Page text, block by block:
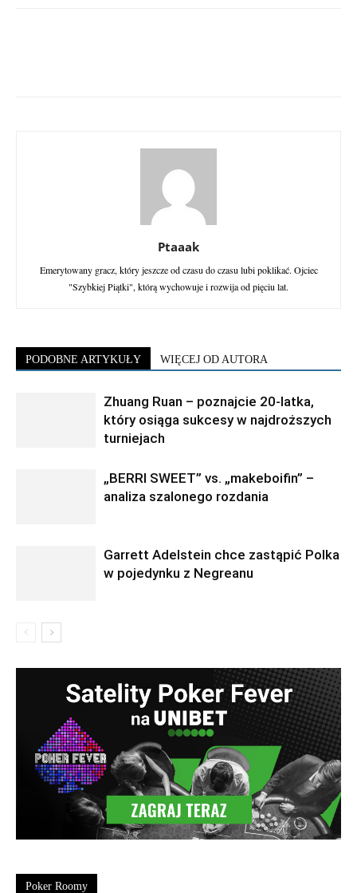
Ptaaak
Emerytowany gracz, który jeszcze od czasu do czasu lubi poklikać. Ojciec
"Szybkiej Piątki", którą wychowuje i rozwija od pięciu lat.
PODOBNE ARTYKUŁY WIĘCEJ OD AUTORA
Zhuang Ruan – poznajcie 20-latka,
który osiąga sukcesy w najdroższych
turniejach
„BERRI SWEET” vs. „makeboifin” –
analiza szalonego rozdania
Garrett Adelstein chce zastąpić Polka
w pojedynku z Negreanu
Poker Roomy